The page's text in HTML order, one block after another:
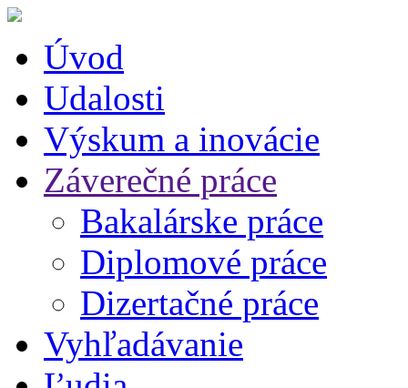
Úvod
Udalosti
Výskum a inovácie
Záverečné práce
Bakalárske práce
Diplomové práce
Dizertačné práce
Vyhľadávanie